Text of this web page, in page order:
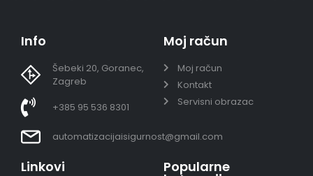
Info
Šebeki 20, Goranec,
Zagreb
+385 95 536 8301
automatizacijaisigurnost@gmail.com
Moj račun
Moj račun
Kontakt
Servisni obrazac
Linkovi Popularne